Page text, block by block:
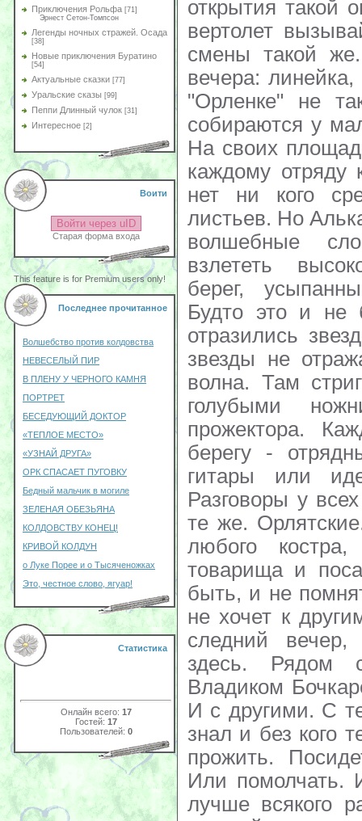
Приключения Рольфа [71]
Эрнест Сетон-Томпсон
Легенды ночных стражей. Осада
[38]
Новые приключения Буратино
[54]
Актуальные сказки [77]
Уральские сказы [99]
Пеппи Длинный чулок [31]
Интересное [2]
Воити
Войти через uID
Старая форма входа
This feature is for Premium users only!
Последнее прочитанное
Волшебство против колдовства
НЕВЕСЕЛЫЙ ПИР
В ПЛЕНУ У ЧЕРНОГО КАМНЯ
ПОРТРЕТ
БЕСЕДУЮЩИЙ ДОКТОР
«ТЕПЛОЕ МЕСТО»
«УЗНАЙ ДРУГА»
ОРК СПАСАЕТ ПУГОВКУ
Бедный мальчик в могиле
ЗЕЛЕНАЯ ОБЕЗЬЯНА
КОЛДОВСТВУ КОНЕЦ!
КРИВОЙ КОЛДУН
о Луке Порее и о Тысяченожках
Это, честное слово, ягуар!
Статистика
Онлайн всего: 17
Гостей: 17
Пользователей: 0